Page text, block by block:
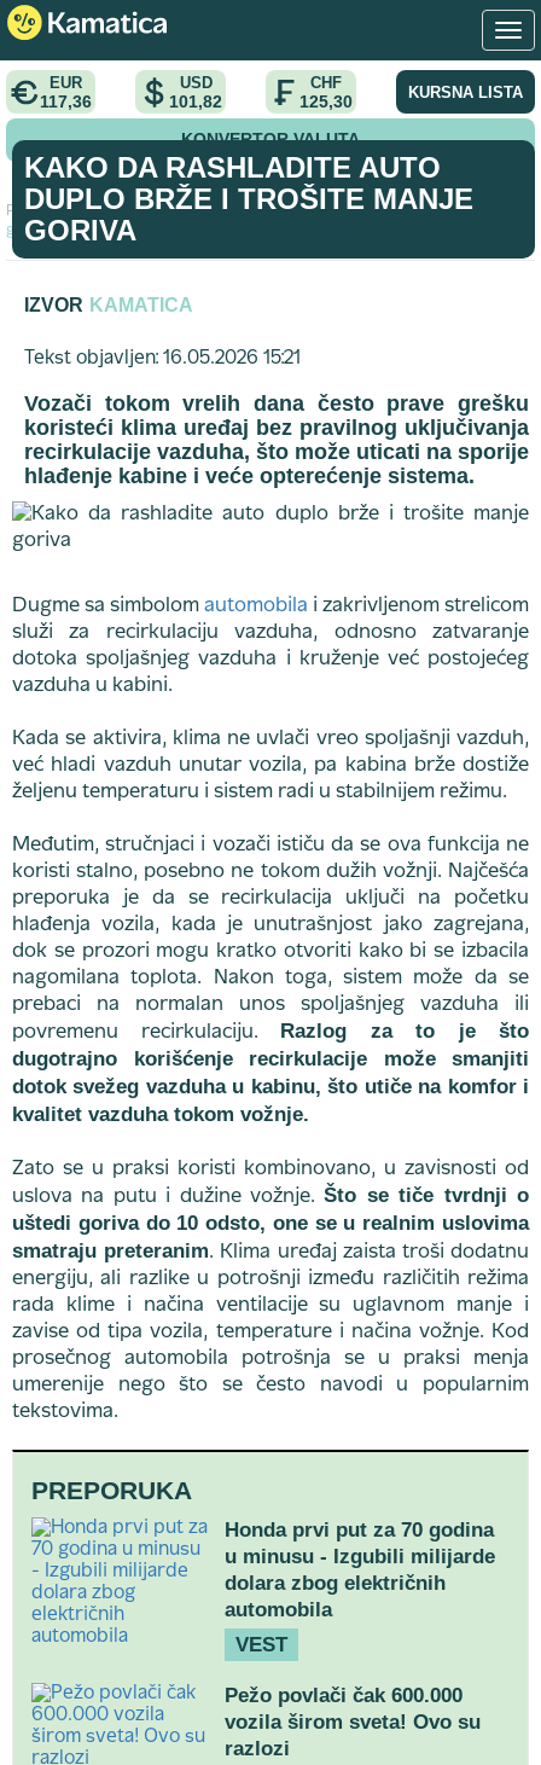
EUR
117,36
USD
101,82
CHF
125,30 KURSNA LISTA
KONVERTOR VALUTA
Početna > vodic >
Kako da rashladite auto duplo brže i trošite manje
goriva
KAKO DA RASHLADITE AUTO
DUPLO BRŽE I TROŠITE MANJE
GORIVA
IZVOR KAMATICA
Tekst objavljen: 16.05.2026 15:21
Vozači tokom vrelih dana često prave grešku
koristeći klima uređaj bez pravilnog uključivanja
recirkulacije vazduha, što može uticati na sporije
hlađenje kabine i veće opterećenje sistema.
Dugme sa simbolom automobila i zakrivljenom strelicom
služi za recirkulaciju vazduha, odnosno zatvaranje
dotoka spoljašnjeg vazduha i kruženje već postojećeg
vazduha u kabini.
Kada se aktivira, klima ne uvlači vreo spoljašnji vazduh,
već hladi vazduh unutar vozila, pa kabina brže dostiže
željenu temperaturu i sistem radi u stabilnijem režimu.
Međutim, stručnjaci i vozači ističu da se ova funkcija ne
koristi stalno, posebno ne tokom dužih vožnji. Najčešća
preporuka je da se recirkulacija uključi na početku
hlađenja vozila, kada je unutrašnjost jako zagrejana,
dok se prozori mogu kratko otvoriti kako bi se izbacila
nagomilana toplota. Nakon toga, sistem može da se
prebaci na normalan unos spoljašnjeg vazduha ili
povremenu recirkulaciju. Razlog za to je što
dugotrajno korišćenje recirkulacije može smanjiti
dotok svežeg vazduha u kabinu, što utiče na komfor i
kvalitet vazduha tokom vožnje.
Zato se u praksi koristi kombinovano, u zavisnosti od
uslova na putu i dužine vožnje.Što se tiče tvrdnji o
uštedi goriva do 10 odsto, one se u realnim uslovima
smatraju preteranim. Klima uređaj zaista troši dodatnu
energiju, ali razlike u potrošnji između različitih režima
rada klime i načina ventilacije su uglavnom manje i
zavise od tipa vozila, temperature i načina vožnje. Kod
prosečnog automobila potrošnja se u praksi menja
umerenije nego što se često navodi u popularnim
tekstovima.
PREPORUKA
Honda prvi put za 70 godina
u minusu - Izgubili milijarde
dolara zbog električnih
automobila
VEST
Pežo povlači čak 600.000
vozila širom sveta! Ovo su
razlozi